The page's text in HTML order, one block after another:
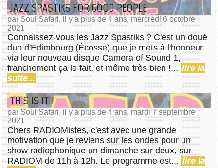
JAZZ SPASTIKS FOR GOOD PEOPLE
par Soul Safari, il y a plus de 4 ans, mercredi 6 octobre
2021
Connaissez-vous les Jazz Spastiks ? C'est un doué
duo d'Edimbourg (Écosse) que je mets à l'honneur
via leur nouveau disque Camera of Sound 1,
franchement ça le fait, et même très bien !... lire la
suite...
THIS IS IT !
par Soul Safari, il y a plus de 4 ans, mardi 7 septembre
2021
Chers RADIOMistes, c'est avec une grande
motivation que je reviens sur les ondes pour un
show radiophonique un dimanche sur deux, sur
RADIOM de 11h à 12h. Le programme est... lire la